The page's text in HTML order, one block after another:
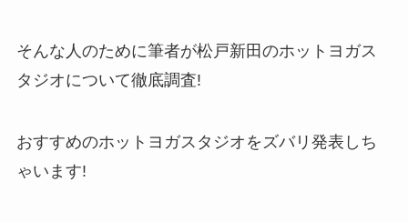
そんな人のために筆者が松戸新田のホットヨガス
タジオについて徹底調査!
おすすめのホットヨガスタジオをズバリ発表しち
ゃいます!